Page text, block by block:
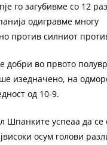
го загубивме со 12
одигравме многу
против силниот
добри во првото
изедначено, на
од 10-9.
Шпанките успеаа да се
осум голови